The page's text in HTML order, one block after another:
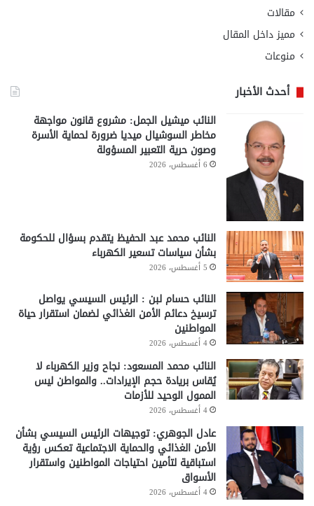
مقالات
مميز داخل المقال
منوعات
أحدث الأخبار
النائب ميشيل الجمل: مشروع قانون مواجهة
مخاطر السوشيال ميديا ضرورة لحماية الأسرة
وصون حرية التعبير المسؤولة
6 أغسطس، 2026
النائب محمد عبد الحفيظ يتقدم بسؤال للحكومة
بشأن سياسات تسعير الكهرباء
5 أغسطس، 2026
النائب حسام لبن : الرئيس السيسي يواصل
ترسيخ دعائم الأمن الغذائي لضمان استقرار حياة
المواطنين
4 أغسطس، 2026
النائب محمد المسعود: نجاح وزير الكهرباء لا
يُقاس بريادة حجم الإيرادات.. والمواطن ليس
الممول الوحيد للأزمات
4 أغسطس، 2026
عادل الجوهري: توجيهات الرئيس السيسي بشأن
الأمن الغذائي والحماية الاجتماعية تعكس رؤية
استباقية لتأمين احتياجات المواطنين واستقرار
الأسواق
4 أغسطس، 2026